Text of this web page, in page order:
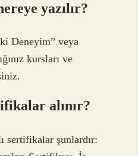
yazılır?
Deneyim” veya
kursları ve
alınır?
sertifikalar şunlardır: